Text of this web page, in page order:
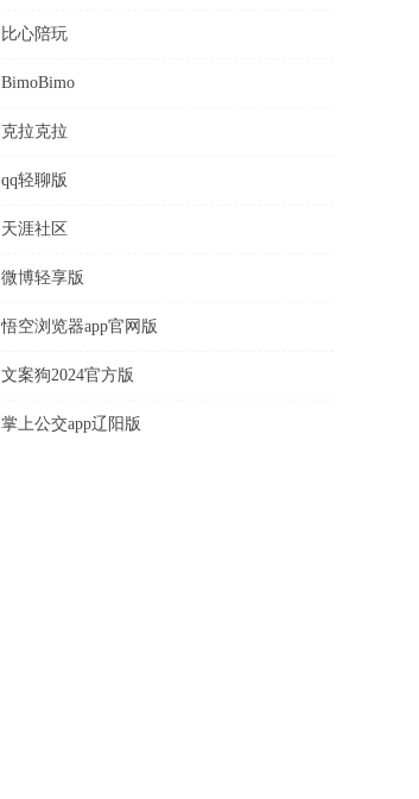
比心陪玩
BimoBimo
克拉克拉
qq轻聊版
天涯社区
微博轻享版
悟空浏览器app官网版
文案狗2024官方版
掌上公交app辽阳版